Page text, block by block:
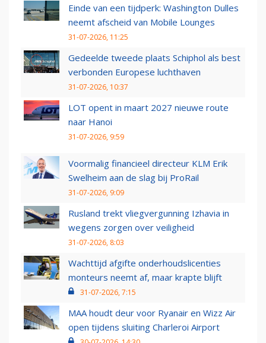
Einde van een tijdperk: Washington Dulles
neemt afscheid van Mobile Lounges
31-07-2026, 11:25
Gedeelde tweede plaats Schiphol als best
verbonden Europese luchthaven
31-07-2026, 10:37
LOT opent in maart 2027 nieuwe route
naar Hanoi
31-07-2026, 9:59
Voormalig financieel directeur KLM Erik
Swelheim aan de slag bij ProRail
31-07-2026, 9:09
Rusland trekt vliegvergunning Izhavia in
wegens zorgen over veiligheid
31-07-2026, 8:03
Wachttijd afgifte onderhoudslicenties
monteurs neemt af, maar krapte blijft
31-07-2026, 7:15
MAA houdt deur voor Ryanair en Wizz Air
open tijdens sluiting Charleroi Airport